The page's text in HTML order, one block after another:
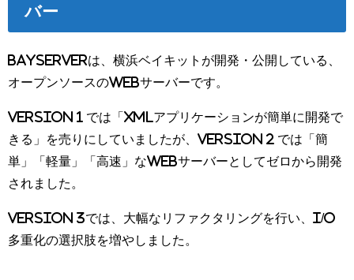
バー
BayServerは、横浜ベイキットが開発・公開している、
オープンソースのWebサーバーです。
Version 1 では「XMLアプリケーションが簡単に開発で
きる」を売りにしていましたが、Version 2 では「簡
単」「軽量」「高速」なWebサーバーとしてゼロから開発
されました。
Version 3では、大幅なリファクタリングを行い、I/O
多重化の選択肢を増やしました。